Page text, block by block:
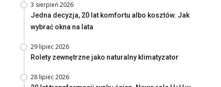
3 sierpień 2026
Jedna decyzja, 20 lat komfortu albo kosztów. Jak
wybrać okna na lata
29 lipiec 2026
Rolety zewnętrzne jako naturalny klimatyzator
28 lipiec 2026